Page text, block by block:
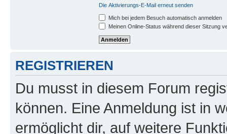
Die Aktivierungs-E-Mail erneut senden
Mich bei jedem Besuch automatisch anmelden
Meinen Online-Status während dieser Sitzung
REGISTRIEREN
Du musst in diesem Forum
können. Eine Anmeldung ist in
ermöglicht dir, auf weitere